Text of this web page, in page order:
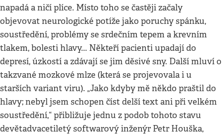
napadá a ničí plíce. Místo toho se častěji začaly
objevovat neurologické potíže jako poruchy spánku,
soustředění, problémy se srdečním tepem a krevním
tlakem, bolesti hlavy... Někteří pacienti upadají do
depresí, úzkostí a zdávají se jim děsivé sny. Další mluví o
takzvané mozkové mlze (která se projevovala i u
starších variant viru). „Jako kdyby mě někdo praštil do
hlavy; nebyl jsem schopen číst delší text ani při velkém
soustředění,“ přibližuje jednu z podob tohoto stavu
devětadvacetiletý softwarový inženýr Petr Houška,